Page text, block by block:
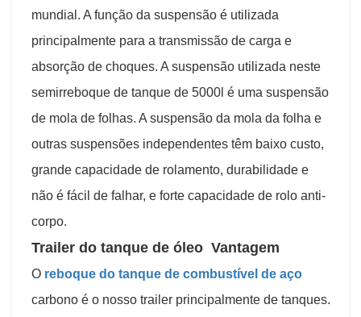
mundial. A função da suspensão é utilizada
principalmente para a transmissão de carga e
absorção de choques. A suspensão utilizada neste
semirreboque de tanque de 5000l é uma suspensão
de mola de folhas. A suspensão da mola da folha e
outras suspensões independentes têm baixo custo,
grande capacidade de rolamento, durabilidade e
não é fácil de falhar, e forte capacidade de rolo anti-
corpo.
Trailer do tanque de óleo Vantagem
O reboque do tanque de combustível de aço
carbono é o nosso trailer principalmente de tanques.